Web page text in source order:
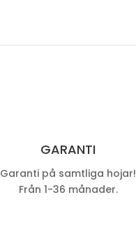
GARANTI
Garanti på samtliga hojar!
Från 1-36 månader.